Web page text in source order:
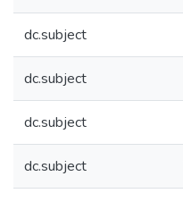
dc.subject
dc.subject
dc.subject
dc.subject